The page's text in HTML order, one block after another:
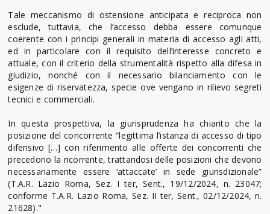
Tale meccanismo di ostensione anticipata e reciproca non
esclude, tuttavia, che l’accesso debba essere comunque
coerente con i principi generali in materia di accesso agli atti,
ed in particolare con il requisito dell’interesse concreto e
attuale, con il criterio della strumentalità rispetto alla difesa in
giudizio, nonché con il necessario bilanciamento con le
esigenze di riservatezza, specie ove vengano in rilievo segreti
tecnici e commerciali.
In questa prospettiva, la giurisprudenza ha chiarito che la
posizione del concorrente “legittima l’istanza di accesso di tipo
difensivo […] con riferimento alle offerte dei concorrenti che
precedono la ricorrente, trattandosi delle posizioni che devono
necessariamente essere ‘attaccate’ in sede giurisdizionale”
(T.A.R. Lazio Roma, Sez. I ter, Sent., 19/12/2024, n. 23047;
conforme T.A.R. Lazio Roma, Sez. II ter, Sent., 02/12/2024, n.
21628)."